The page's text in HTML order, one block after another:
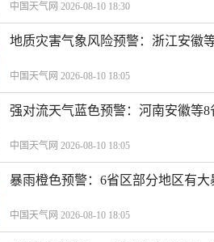
中国天气网 2026-08-10 18:30
地质灾害气象风险预警：浙江安徽
中国天气网 2026-08-10 18:05
强对流天气蓝色预警：河南安徽等
中国天气网 2026-08-10 18:05
暴雨橙色预警：6省区部分地区有
中国天气网 2026-08-10 18:05